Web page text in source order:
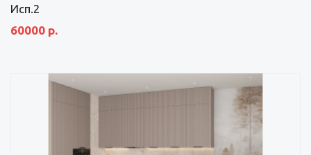
Исп.2
60000 р.